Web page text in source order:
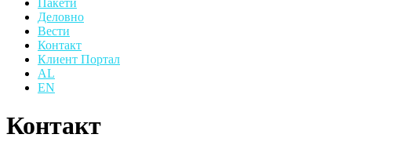
Пакети
Деловно
Вести
Контакт
Клиент Портал
AL
EN
Контакт